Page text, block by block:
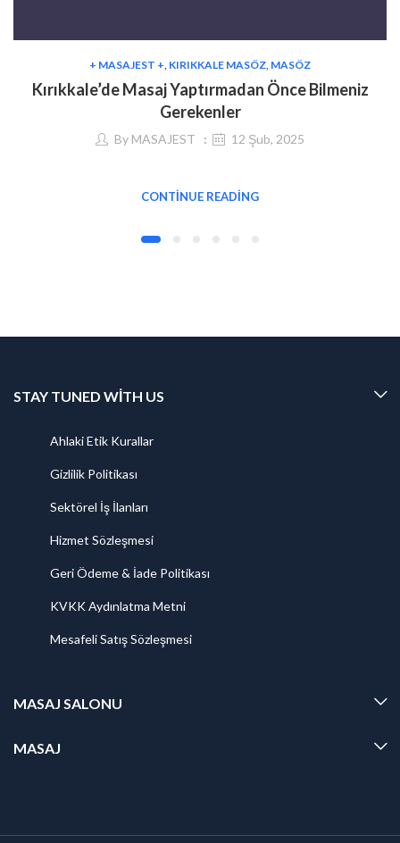
+ MASAJEST + KIRIKKALE MASÖZ MASÖZ
Kırıkkale’de Masaj Yaptırmadan Önce Bilmeniz
Gerekenler
By MASAJEST 12 Şub, 2025
CONTINUE READING
STAY TUNED WITH US
Ahlaki Etik Kurallar
Gizlilik Politikası
Sektörel İş İlanları
Hizmet Sözleşmesi
Geri Ödeme & İade Politikası
KVKK Aydınlatma Metni
Mesafeli Satış Sözleşmesi
MASAJ SALONU
MASAJ